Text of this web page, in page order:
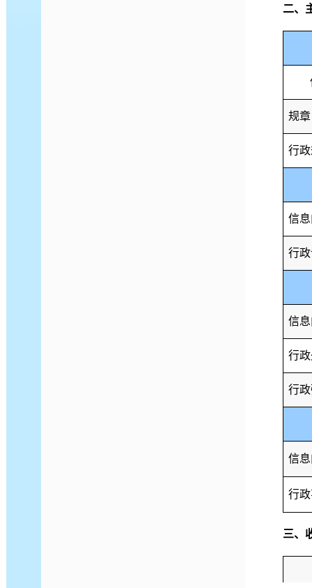
二、
规章
行
信
行
信
行
行
信
行
三、